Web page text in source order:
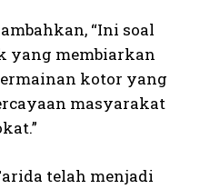
“Ini soal
yang membiarkan
kotor yang
masyarakat
telah menjadi